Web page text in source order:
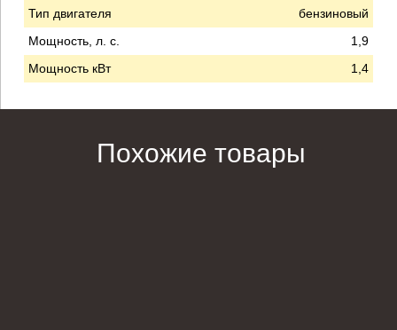
Тип двигателя
бензиновый
Мощность, л. с.
1,9
Мощность кВт
1,4
Похожие товары